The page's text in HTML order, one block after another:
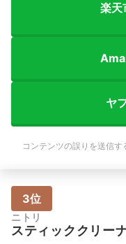
楽天
ヤ
コンテンツの誤りを送信す
3位
ニトリ
スティッククリー